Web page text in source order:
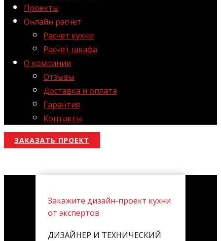
Проекты
Онлайн расчет
Расчет кухни
Расчет шкафа
О компании
Отзывы
Доставка и оплата
Гарантия
Контакты
ЗАКАЗАТЬ ПРОЕКТ
Закажите дизайн-проект кухни
от экспертов
ДИЗАЙНЕР И ТЕХНИЧЕСКИЙ